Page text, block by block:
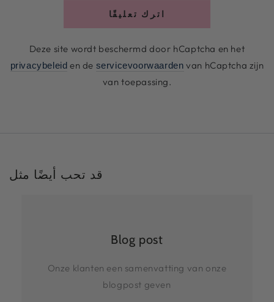
اترك تعليقًا
Deze site wordt beschermd door hCaptcha en het
privacybeleid en de servicevoorwaarden van hCaptcha zijn
van toepassing.
قد تحب أيضًا مثل
Blog post
Onze klanten een samenvatting van onze
blogpost geven